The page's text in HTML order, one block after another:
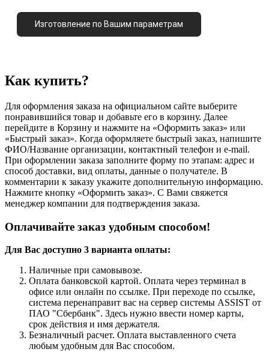
Изготовление по Вашим параметрам
Как купить?
Для оформления заказа на официальном сайте выберите
понравившийся товар и добавьте его в корзину. Далее
перейдите в Корзину и нажмите на «Оформить заказ» или
«Быстрый заказ». Когда оформляете быстрый заказ, напишите
ФИО/Название организации, контактный телефон и e-mail.
При оформлении заказа заполните форму по этапам: адрес и
способ доставки, вид оплаты, данные о получателе. В
комментарии к заказу укажите дополнительную информацию.
Нажмите кнопку «Оформить заказ». С Вами свяжется
менеджер компании для подтверждения заказа.
Оплачивайте заказ удобным способом!
Для Вас доступно 3 варианта оплаты:
Наличные при самовывозе.
Оплата банковской картой. Оплата через терминал в
офисе или онлайн по ссылке. При переходе по ссылке,
система перенаправит вас на сервер системы ASSIST от
ПАО "Сбербанк". Здесь нужно ввести номер карты,
срок действия и имя держателя.
Безналичный расчет. Оплата выставленного счета
любым удобным для Вас способом.